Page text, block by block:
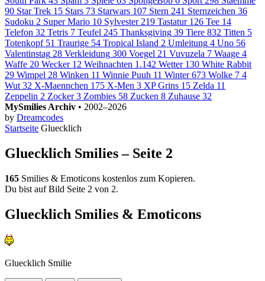
90 Star Trek 15 Stars 73 Starwars 107 Stern 241 Sternzeichen 36
Sudoku 2 Super Mario 10 Sylvester 219 Tastatur 126 Tee 14
Telefon 32 Tetris 7 Teufel 245 Thanksgiving 39 Tiere 832 Titten 5
Totenkopf 51 Traurige 54 Tropical Island 2 Umleitung 4 Uno 56
Valentinstag 28 Verkleidung 300 Voegel 21 Vuvuzela 7 Waage 4
Waffe 20 Wecker 12 Weihnachten 1.142 Wetter 130 White Rabbit
29 Wimpel 28 Winken 11 Winnie Puuh 11 Winter 673 Wolke 7 4
Wut 32 X-Maennchen 175 X-Men 3 XP Grins 15 Zelda 11
Zeppelin 2 Zocker 3 Zombies 58 Zucken 8 Zuhause 32
MySmilies Archiv • 2002–2026
by Dreamcodes
Startseite Gluecklich
Gluecklich Smilies – Seite 2
165 Smilies & Emoticons kostenlos zum Kopieren.
Du bist auf Bild Seite 2 von 2.
Gluecklich Smilies & Emoticons
Gluecklich Smilie